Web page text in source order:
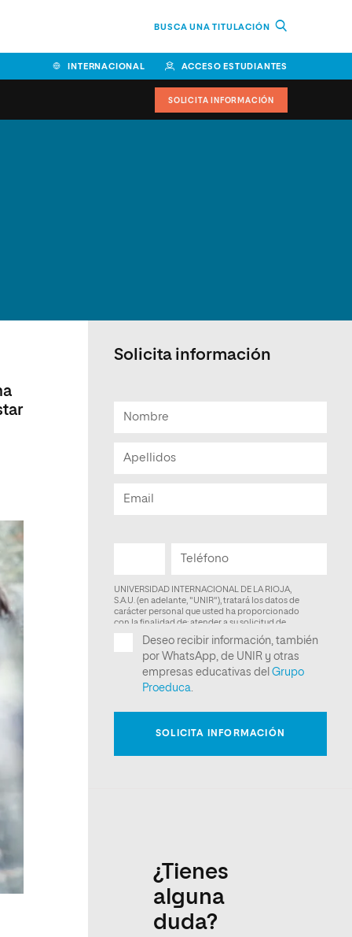
BUSCA UNA TITULACIÓN
INTERNACIONAL ACCESO ESTUDIANTES
y Tecnología (ESIT)
Sociales
Escuela de Doctorado
SOLICITA INFORMACIÓN
Solicita información
¿Tienes
alguna
duda?